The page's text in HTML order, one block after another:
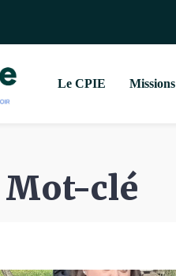
Le CPIE Missions
clé